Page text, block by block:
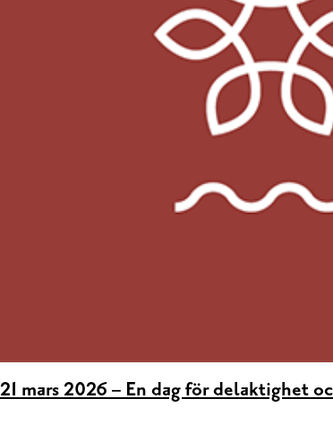
mars 2026 – En dag för delaktighet